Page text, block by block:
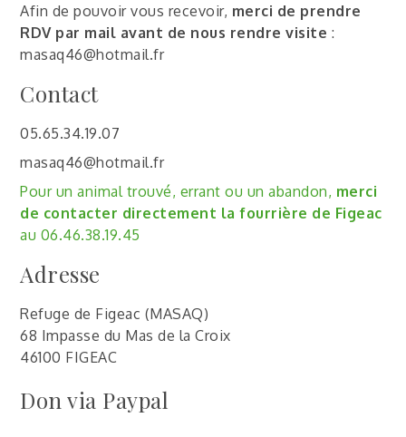
Afin de pouvoir vous recevoir, merci de prendre
RDV par mail avant de nous rendre visite :
masaq46@hotmail.fr
Contact
05.65.34.19.07
masaq46@hotmail.fr
Pour un animal trouvé, errant ou un abandon, merci
de contacter directement la fourrière de Figeac
au 06.46.38.19.45
Adresse
Refuge de Figeac (MASAQ)
68 Impasse du Mas de la Croix
46100 FIGEAC
Don via Paypal